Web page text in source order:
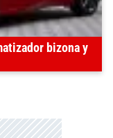
bizona y